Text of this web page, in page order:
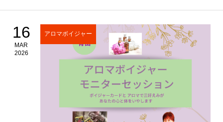
16
MAR
2026
アロマボイジャー